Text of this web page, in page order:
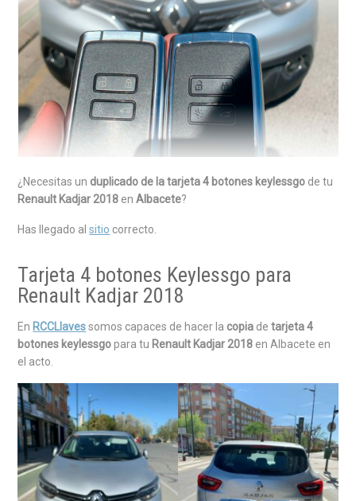
¿Necesitas un duplicado de la tarjeta 4 botones keylessgo de tu
Renault Kadjar 2018 enAlbacete?
Has llegado alsitio correcto.
Tarjeta 4 botones Keylessgo para
Renault Kadjar 2018
En RCCLlavessomos capaces de hacer la copia detarjeta 4
botones keylessgopara tu Renault Kadjar 2018 en Albacete en
el acto.